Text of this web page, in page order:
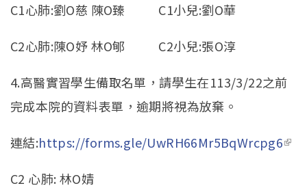
C1心肺:劉O慈 陳O臻 C1小兒:劉O華
C2心肺:陳O妤 林O郇 C2小兒:張O淳
4.高醫實習學生備取名單，請學生在113/3/22之前
完成本院的資料表單，逾期將視為放棄。
連結:https://forms.gle/UwRH66Mr5BqWrcpg6
C2 心肺: 林O婧